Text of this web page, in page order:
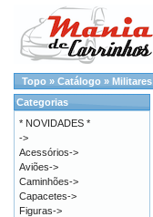
Topo » Catálogo » Militares
Categorias
* NOVIDADES *
->
Acessórios->
Aviões->
Caminhões->
Capacetes->
Figuras->